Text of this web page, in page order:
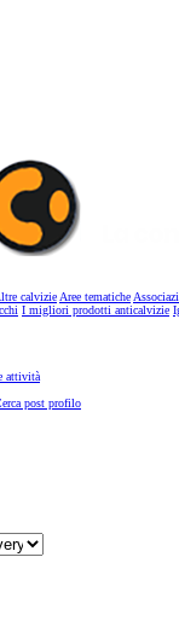
calvizieAree tematiche
I migliori prodotti anticalvizie
attività
post profilo